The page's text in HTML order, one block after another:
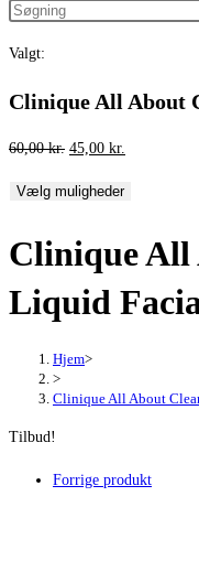
Valgt:
Clinique All About
60,00kr. Den
pris
60,00 kr..
45,00 kr.
45,00 kr..
Vælg muligheder
Clinique All
Liquid
Hjem>
>
Clinique All About
Tilbud!
Forrige produkt